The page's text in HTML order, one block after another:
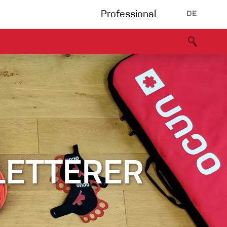
Professional DE
Bouldering
Kletterhalle
Klettersteig
Multipitch/tradclimb
Konformitätserklärung
Partners